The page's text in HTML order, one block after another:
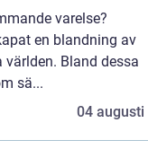
varelse?
en blandning av
Bland dessa
sä...
04 augusti